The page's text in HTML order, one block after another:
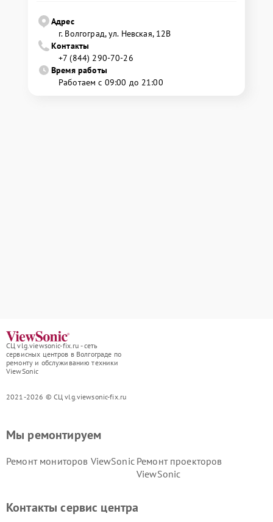
Адрес
г. Волгоград, ул. Невская, 12В
Контакты
+7 (844) 290-70-26
Время работы
Работаем с 09:00 до 21:00
СЦ vlg.viewsonic-fix.ru - сеть
сервисных центров в Волгограде по
ремонту и обслуживанию техники
ViewSonic
2021-2026 © СЦ vlg.viewsonic-fix.ru
Мы ремонтируем
Ремонт мониторов ViewSonic Ремонт проекторов
ViewSonic
Контакты сервис центра